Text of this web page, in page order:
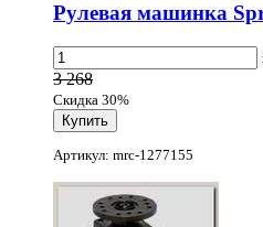
Рулевая машинка
3 268
Скидка 30%
Артикул: mrc-1277155